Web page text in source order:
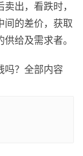
出，看跌时，
间的差价，获取
给及需求者。
吗？全部内容